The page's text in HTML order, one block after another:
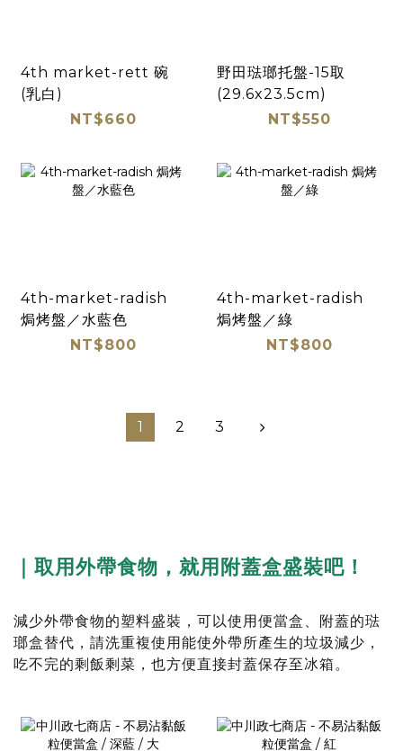
4th market-rett 碗
(乳白)
NT$660
野田琺瑯托盤-15取
(29.6x23.5cm)
NT$550
4th-market-radish
焗烤盤／水藍色
NT$800
4th-market-radish
焗烤盤／綠
NT$800
1 2 3
｜取用外帶食物，就用附蓋盒盛裝吧！
減少外帶食物的塑料盛裝，可以使用便當盒、附蓋的琺
瑯盒替代，請洗重複使用能使外帶所產生的垃圾減少，
吃不完的剩飯剩菜，也方便直接封蓋保存至冰箱。